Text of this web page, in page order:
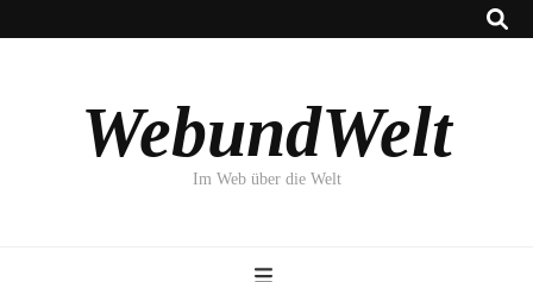
WebundWelt
Im Web über die Welt